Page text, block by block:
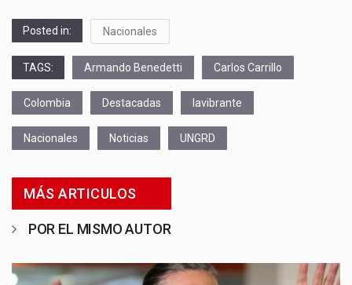
Posted in: Nacionales
TAGS: Armando Benedetti Carlos Carrillo
Colombia Destacadas lavibrante
Nacionales Noticias UNGRD
MÁS ARTICULOS
POR EL MISMO AUTOR